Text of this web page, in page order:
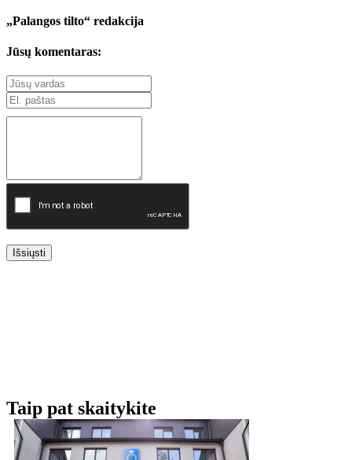
„Palangos tilto“ redakcija
Jūsų komentaras:
Išsiųsti
Taip pat skaitykite